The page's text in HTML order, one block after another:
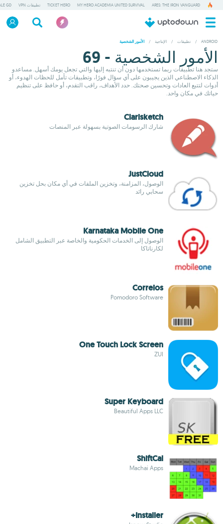
ARES: THE IRON VANGUARD
MY HERO ACADEMIA UNITED SURVIVAL
TICKET HERO تطبيقات VPN GD
ANDROID
/ تطبيقات / الإنتاجية / الأمور الشخصية
الأمور الشخصية - 69
ستجد هنا تطبيقات ربما تستخدمها دون أن تنتبه إليها والتي تجعل يومك أسهل. مساعدو
الذكاء الاصطناعي الذين يجيبون على أي سؤال فورًا، وتطبيقات تأمل للحظات الهدوء، أو
أدوات لتتبع العادات وتحسين صحتك. حدد الأهداف، راقب التقدم، أو حافظ على تنظيم
حياتك في مكان واحد.
Clarisketch
شارك الرسومات الصوتية بسهولة عبر المنصات
JustCloud
الوصول، المزامنة، وتخزين الملفات في أي مكان بحل تخزين
سحابي رائد
Karnataka Mobile One
الوصول إلى الخدمات الحكومية والخاصة عبر التطبيق الشامل
لكارناتاكا
Correios
Pomodoro Software
One Touch Lock Screen
ZUI
Super Keyboard
Beautiful Apps LLC
ShiftCal
Machai Apps
Installer+